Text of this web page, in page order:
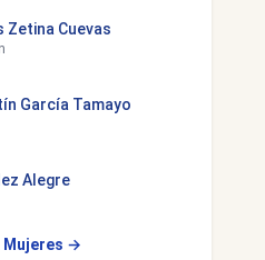
Zetina Cuevas
García Tamayo
Alegre
Mujeres →